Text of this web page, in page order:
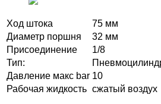
Ход штока
75 мм
Диаметр поршня
32 мм
Присоединение
1/8
Тип:
Давление макс bar 10
Рабочая жидкость сжатый воздух